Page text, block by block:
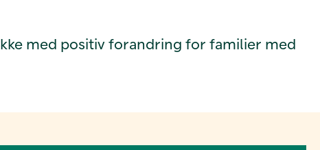
med positiv forandring for familier med